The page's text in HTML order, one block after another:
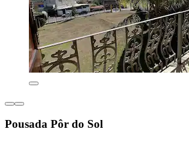
Pousada Pôr do Sol